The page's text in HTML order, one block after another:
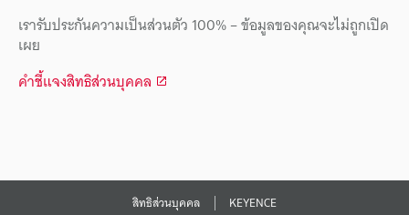
เรารับประกันความเป็นส่วนตัว 100% – ข้อมูลของคุณจะไม่ถูกเปิด
เผย
คำชี้แจงสิทธิส่วนบุคคล
สิทธิส่วนบุคคล
KEYENCE